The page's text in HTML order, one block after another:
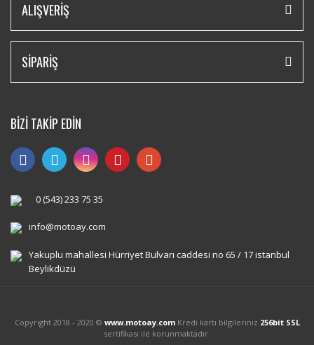
ALIŞVERİŞ
SİPARİŞ
BİZİ TAKİP EDİN
0 (543) 233 75 35
info@motoay.com
Yakuplu mahallesi Hürriyet Bulvarı caddesi no 65 / 17 istanbul
Beylikdüzü
Copyright 2018 - 2020 © www.motoay.comKredi kartı bilgileriniz 256bit SSL
sertifikası ile korunmaktadır.